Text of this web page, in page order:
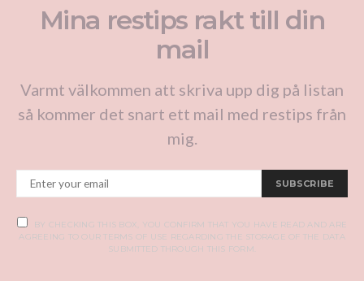
Mina restips rakt till din
mail
Varmt välkommen att skriva upp dig på listan
så kommer det snart ett mail med restips från
mig.
SUBSCRIBE
BY CHECKING THIS BOX, YOU CONFIRM THAT YOU HAVE READ AND ARE
AGREEING TO OUR TERMS OF USE REGARDING THE STORAGE OF THE DATA
SUBMITTED THROUGH THIS FORM.